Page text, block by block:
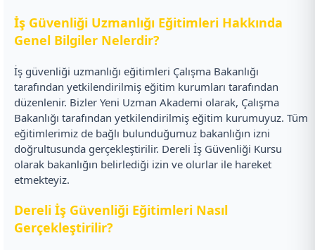
İş Güvenliği Uzmanlığı Eğitimleri Hakkında
Genel Bilgiler Nelerdir?
İş güvenliği uzmanlığı eğitimleri Çalışma Bakanlığı
tarafından yetkilendirilmiş eğitim kurumları tarafından
düzenlenir. Bizler Yeni Uzman Akademi olarak, Çalışma
Bakanlığı tarafından yetkilendirilmiş eğitim kurumuyuz. Tüm
eğitimlerimiz de bağlı bulunduğumuz bakanlığın izni
doğrultusunda gerçekleştirilir. Dereli İş Güvenliği Kursu
olarak bakanlığın belirlediği izin ve olurlar ile hareket
etmekteyiz.
Dereli İş Güvenliği Eğitimleri Nasıl
Gerçekleştirilir?